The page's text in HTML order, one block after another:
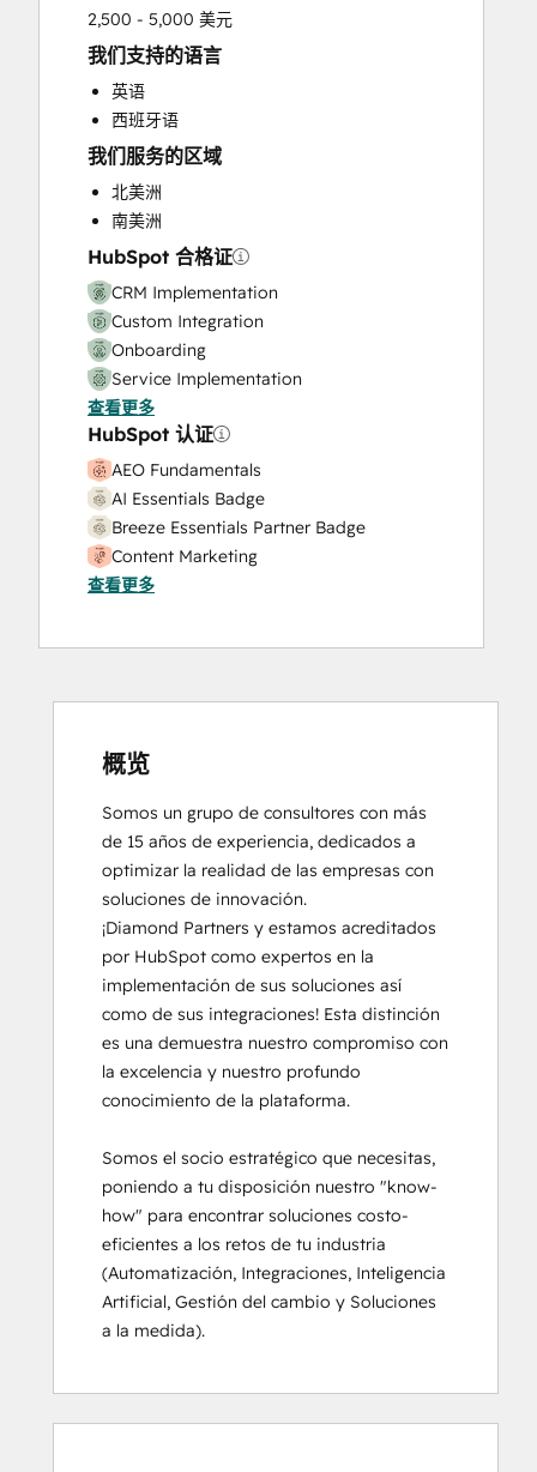
Sales Coaching and Training
Sales Enablement
Social Media
2,500 - 5,000 美元
我们支持的语言
英语
西班牙语
我们服务的区域
北美洲
南美洲
HubSpot 合格证
CRM Implementation
Custom Integration
Onboarding
Service Implementation
查看更多
HubSpot 认证
AEO Fundamentals
AI Essentials Badge
Breeze Essentials Partner Badge
Content Marketing
CRM Data Migration Certification
Digital Advertising
Email Marketing Certification
Guided Client Onboarding
APIs
HubSpot Content Hub Software
HubSpot Marketing Hub Software
Certification
HubSpot Reporting
HubSpot Sales Hub Software
Certification
HubSpot Solutions Partner
Inbound
Inbound Marketing
Inbound Marketing Optimization
Objectives-Based Onboarding
Platform Consulting
Revenue Operations
Salesforce Integration Certification
Service Hub Demo Certification
Service Hub Software
Social Media Marketing Certification
Social Media Marketing Certification II
查看更多
概览
Somos un grupo de consultores con más
de 15 años de experiencia, dedicados a
optimizar la realidad de las empresas con
soluciones de innovación.
¡Diamond Partners y estamos acreditados
por HubSpot como expertos en la
implementación de sus soluciones así
como de sus integraciones! Esta distinción
es una demuestra nuestro compromiso con
la excelencia y nuestro profundo
conocimiento de la plataforma.
Somos el socio estratégico que necesitas,
poniendo a tu disposición nuestro "know-
how" para encontrar soluciones costo-
eficientes a los retos de tu industria
(Automatización, Integraciones, Inteligencia
Artificial, Gestión del cambio y Soluciones
a la medida).